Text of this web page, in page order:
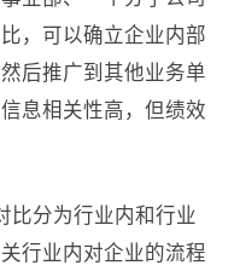
，可以确立企业内部
后推广到其他业务单
息相关性高，但绩效
比分为行业内和行业
行业内对企业的流程